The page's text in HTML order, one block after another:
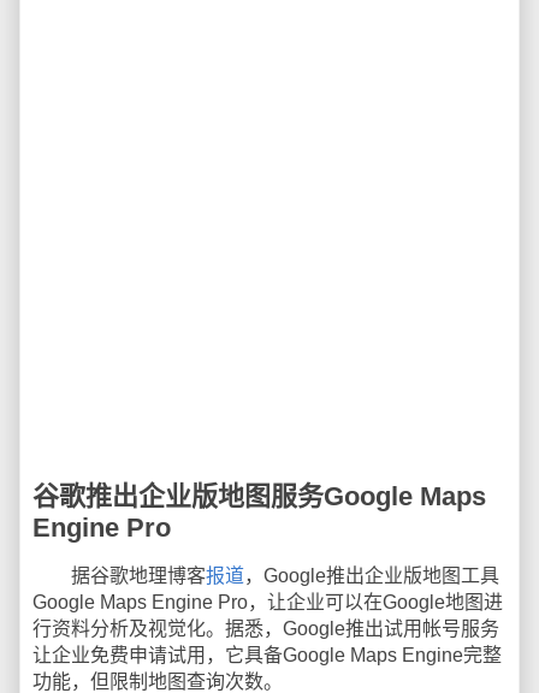
谷歌推出企业版地图服务Google Maps
Engine Pro
据谷歌地理博客报道，Google推出企业版地图工具
Google Maps Engine Pro，让企业可以在Google地图进
行资料分析及视觉化。据悉，Google推出试用帐号服务
让企业免费申请试用，它具备Google Maps Engine完整
功能，但限制地图查询次数。